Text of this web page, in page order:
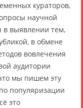
кураторов,
научной
в выявлении тем,
в обмене
вовлечения
аудитории
мы пишем эту
популяризации
это